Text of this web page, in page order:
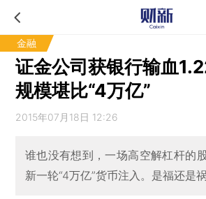
金融
证金公司获银行输血
规模堪比“4万亿”
2015年07月18日 12:26
谁也没有想到，一场高空解杠杆的
新一轮“4万亿”货币注入。是福还是